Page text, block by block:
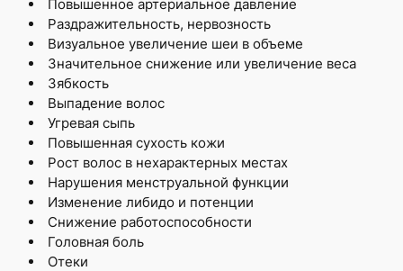
Повышенное артериальное давление
Раздражительность, нервозность
Визуальное увеличение шеи в объеме
Значительное снижение или увеличение веса
Зябкость
Выпадение волос
Угревая сыпь
Повышенная сухость кожи
Рост волос в нехарактерных местах
Нарушения менструальной функции
Изменение либидо и потенции
Снижение работоспособности
Головная боль
Отеки